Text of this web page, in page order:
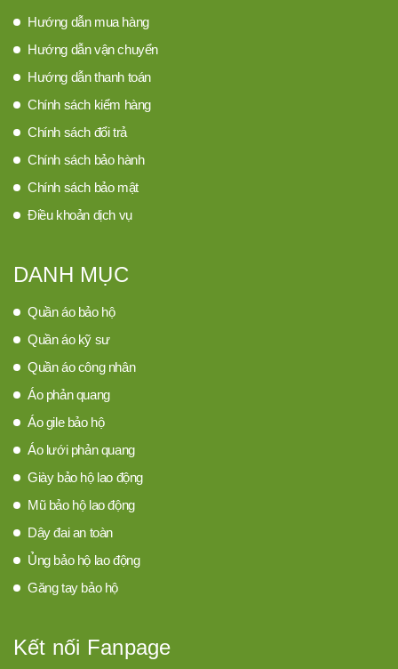
Hướng dẫn mua hàng
Hướng dẫn vận chuyển
Hướng dẫn thanh toán
Chính sách kiểm hàng
Chính sách đổi trả
Chính sách bảo hành
Chính sách bảo mật
Điều khoản dịch vụ
DANH MỤC
Quần áo bảo hộ
Quần áo kỹ sư
Quần áo công nhân
Áo phản quang
Áo gile bảo hộ
Áo lưới phản quang
Giày bảo hộ lao động
Mũ bảo hộ lao động
Dây đai an toàn
Ủng bảo hộ lao động
Găng tay bảo hộ
Kết nối Fanpage